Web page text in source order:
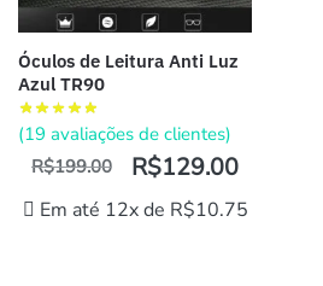
Óculos de Leitura Anti Luz
Azul TR90
(19 avaliações de clientes)
R$199.00 R$129.00
Em até 12x de R$10.75